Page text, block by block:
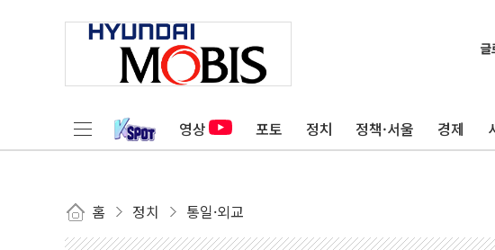
영상 포토 정치 정책·서울 경제
홈 정치 통일·외교